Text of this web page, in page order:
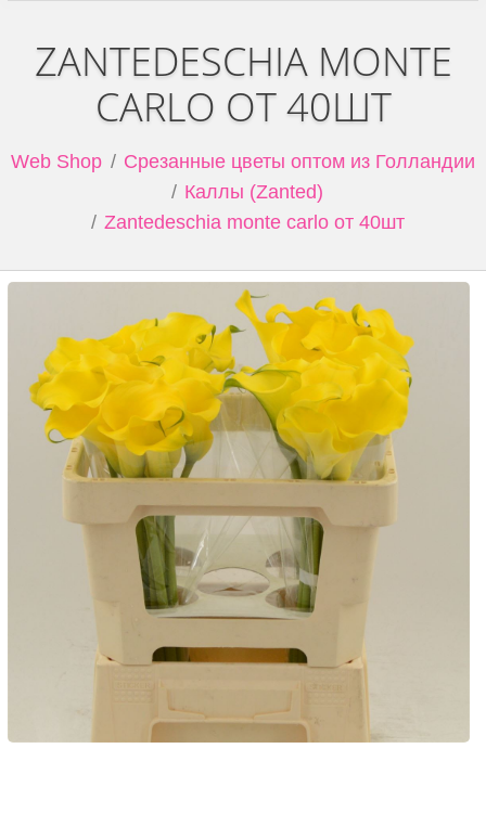
ZANTEDESCHIA MONTE
CARLO ОТ 40ШТ
Web Shop
Срезанные цветы оптом из Голландии
Каллы (Zanted)
Zantedeschia monte carlo от 40шт